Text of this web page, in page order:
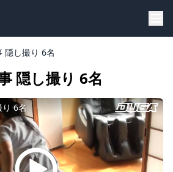
隠し撮り 6名
隠し撮り 6名